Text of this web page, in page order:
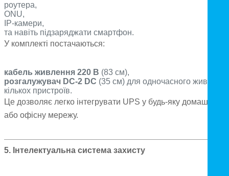
роутера,
ONU,
IP-камери,
та навіть підзаряджати смартфон.
У комплекті постачаються:
кабель живлення 220 В (83 см),
розгалужувач DC-2 DC (35 см) для одночасного
кількох пристроїв.
Це дозволяє легко інтегрувати UPS у будь-яку домашню
або офісну мережу.
5. Інтелектуальна система захисту